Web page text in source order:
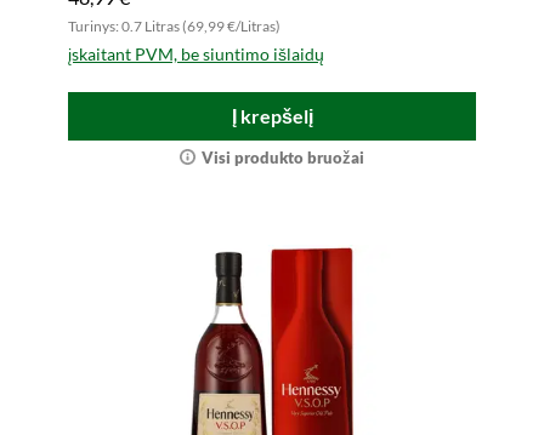
Turinys: 0.7 Litras (69,99 €/Litras)
įskaitant PVM, be siuntimo išlaidų
Į krepšelį
Visi produkto bruožai